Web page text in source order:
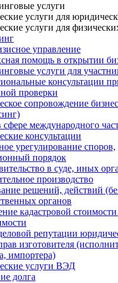
услуги
услуги для
услуги для
управление
помощь в открытии
услуги для
консультации
проверки
сопровождение
сфере международного
консультации
урегулирование споров,
порядок
в суде, иных
производство
решений, действий
органов
кадастровой стоимости
репутации
изготовителя
импортера)
услуги ВЭД
долга